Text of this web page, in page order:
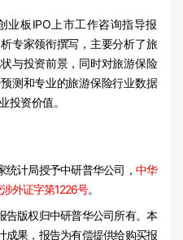
业板IPO上市工作咨询指导报
专家领衔撰写，主要分析了旅
与投资前景，同时对旅游保险
测和专业的旅游保险行业数据
投资价值。
计局授予中研普华公司， 中华
外证字第1226号。
告版权归中研普华公司所有。本
成果，报告为有偿提供给购买报